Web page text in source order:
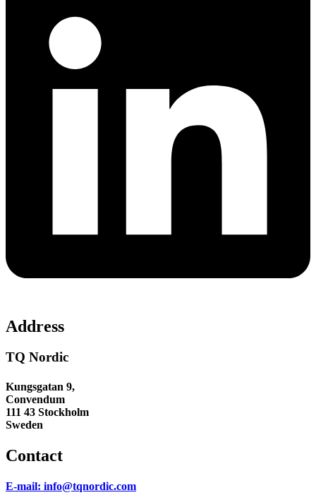
Address
TQ Nordic
Kungsgatan 9,
Convendum
111 43 Stockholm
Sweden
Contact
E-mail: info@tqnordic.com